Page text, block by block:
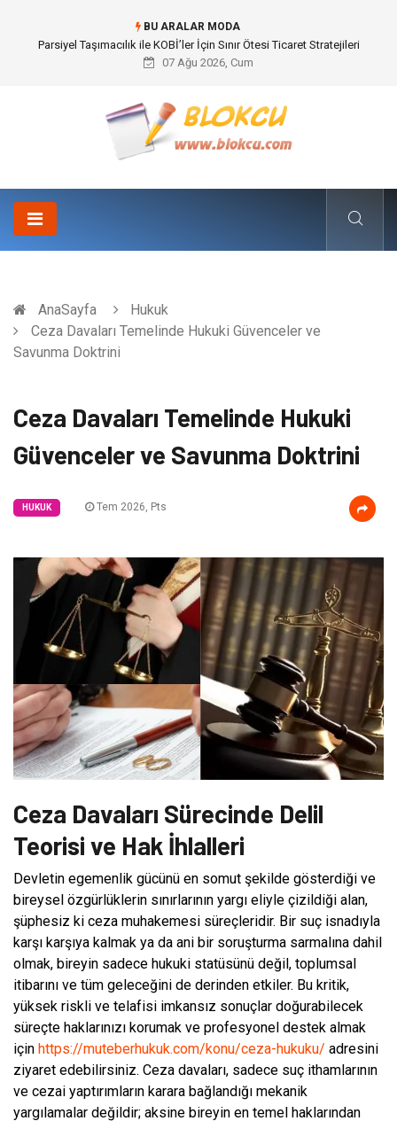
BU ARALAR MODA
Br544 ile Lastik ve Plastik Modifikasyonunda Yüksek Performans
07 Ağu 2026, Cum
AnaSayfa
Hukuk
Ceza Davaları Temelinde Hukuki Güvenceler ve
Savunma Doktrini
Ceza Davaları Temelinde Hukuki
Güvenceler ve Savunma Doktrini
HUKUK Tem 2026, Pts
Ceza Davaları Sürecinde Delil
Teorisi ve Hak İhlalleri
Devletin egemenlik gücünü en somut şekilde gösterdiği ve
bireysel özgürlüklerin sınırlarının yargı eliyle çizildiği alan,
şüphesiz ki ceza muhakemesi süreçleridir. Bir suç isnadıyla
karşı karşıya kalmak ya da ani bir soruşturma sarmalına dahil
olmak, bireyin sadece hukuki statüsünü değil, toplumsal
itibarını ve tüm geleceğini de derinden etkiler. Bu kritik,
yüksek riskli ve telafisi imkansız sonuçlar doğurabilecek
süreçte haklarınızı korumak ve profesyonel destek almak
için https://muteberhukuk.com/konu/ceza-hukuku/ adresini
ziyaret edebilirsiniz. Ceza davaları, sadece suç ithamlarının
ve cezai yaptırımların karara bağlandığı mekanik
yargılamalar değildir; aksine bireyin en temel haklarından